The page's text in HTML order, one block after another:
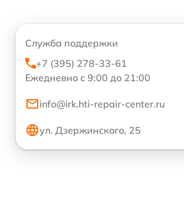
Служба поддержки
+7 (395) 278-33-61
Ежедневно с 9:00 до 21:00
info@irk.hti-repair-center.ru
ул. Дзержинского, 25